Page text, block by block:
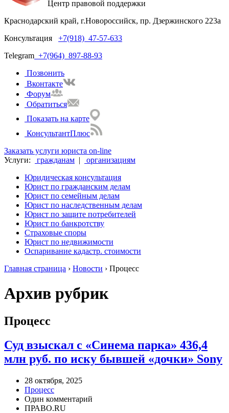
Центр правовой поддержки
Краснодарский край, г.Новороссийск, пр. Дзержинского 223а
Консультация +7(918) 47-57-633
Telegram +7(964) 897-88-93
Позвонить
Вконтакте
Форум
Обратиться
Показать на карте
КонсультантПлюс
Заказать услуги юриста on-line
Услуги:
гражданам |
организациям
Юридическая консультация
Юрист по гражданским делам
Юрист по семейным делам
Юрист по наследственным делам
Юрист по защите потребителей
Юрист по банкротству
Страховые споры
Юрист по недвижимости
Оспаривание кадастр. стоимости
Главная страница › Новости › Процесс
Архив рубрик
Процесс
Суд взыскал с «Синема парка» 436,4
млн руб. по иску бывшей «дочки» Sony
28 октября, 2025
Процесс
Один комментарий
ПРАВО.RU